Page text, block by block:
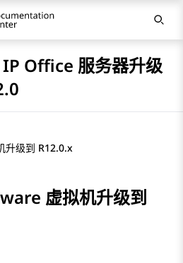
Office 服务器升级
升级到 R12.0.x
虚拟机升级到